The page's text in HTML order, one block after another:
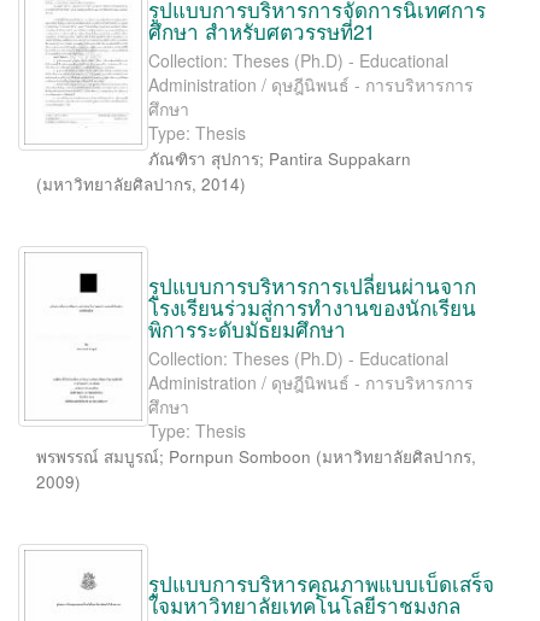
รูปแบบการบริหารการจัดการนิเทศการ
ศึกษา สำหรับศตวรรษที่21
Collection: Theses (Ph.D) - Educational
Administration / ดุษฎีนิพนธ์ - การบริหารการ
ศึกษา
Type: Thesis
ภัณฑิรา สุปการ; Pantira Suppakarn
(มหาวิทยาลัยศิลปากร, 2014)
รูปแบบการบริหารการเปลี่ยนผ่านจาก
โรงเรียนร่วมสู่การทำงานของนักเรียน
พิการระดับมัธยมศึกษา
Collection: Theses (Ph.D) - Educational
Administration / ดุษฎีนิพนธ์ - การบริหารการ
ศึกษา
Type: Thesis
พรพรรณ์ สมบูรณ์; Pornpun Somboon (มหาวิทยาลัยศิลปากร,
2009)
รูปแบบการบริหารคุณภาพแบบเบ็ดเสร็จ
ใจมหาวิทยาลัยเทคโนโลยีราชมงกล